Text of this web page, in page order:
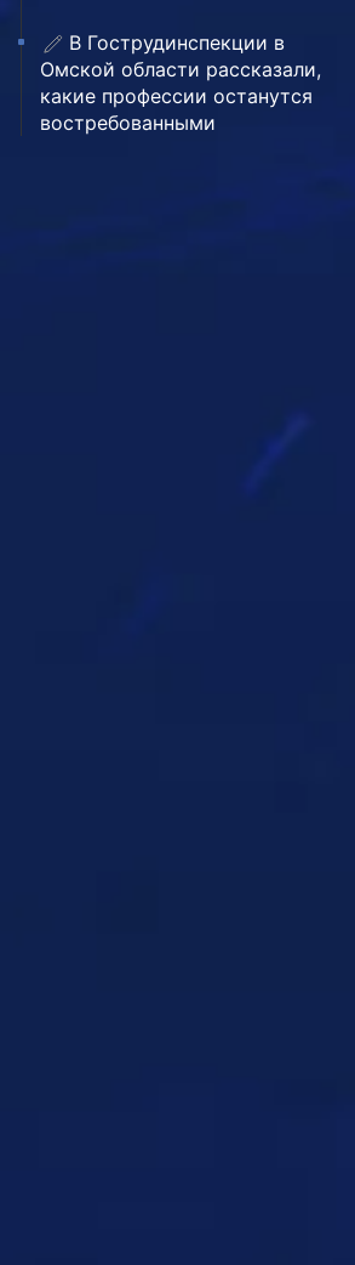
В Гострудинспекции в
Омской области рассказали,
какие профессии останутся
востребованными